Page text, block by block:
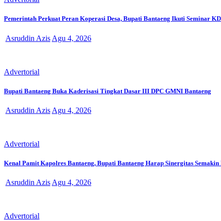
Pemerintah Perkuat Peran Koperasi Desa, Bupati Bantaeng Ikuti Seminar
Asruddin Azis Agu 4, 2026
Advertorial
Bupati Bantaeng Buka Kaderisasi Tingkat Dasar III DPC GMNI Bantaeng
Asruddin Azis Agu 4, 2026
Advertorial
Kenal Pamit Kapolres Bantaeng, Bupati Bantaeng Harap Sinergitas Semakin
Asruddin Azis Agu 4, 2026
Advertorial